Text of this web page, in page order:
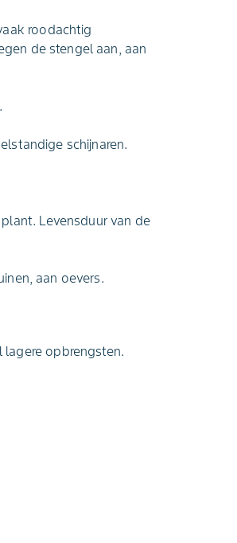
roodachtig
de stengel aan, aan
schijnaren.
Levensduur van de
aan oevers.
lagere opbrengsten.